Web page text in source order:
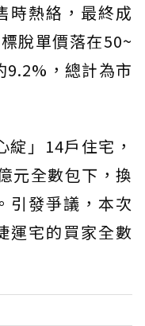
時熱絡，最終成
脫單價落在50~
9.2%，總計為市
」14戶住宅，
元全數包下，換
引發爭議，本次
運宅的買家全數